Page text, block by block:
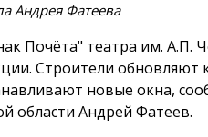
Андрея Фатеева
Почёта" театра им. А.П.
Строители обновляют
новые окна,
области Андрей Фатеев.